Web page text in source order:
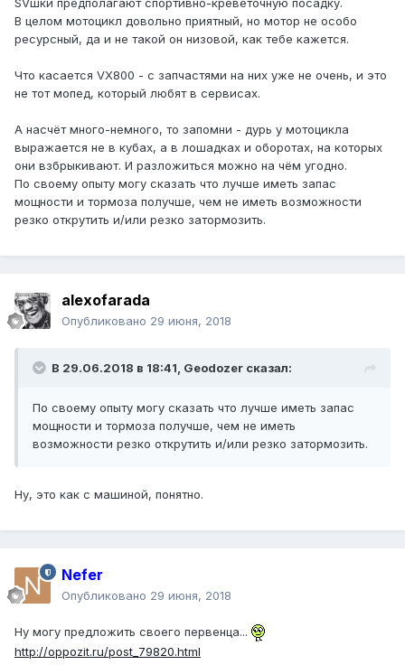
SVшки предполагают спортивно-креветочную посадку.
В целом мотоцикл довольно приятный, но мотор не особо
ресурсный, да и не такой он низовой, как тебе кажется.
Что касается VX800 - с запчастями на них уже не очень, и это
не тот мопед, который любят в сервисах.
А насчёт много-немного, то запомни - дурь у мотоцикла
выражается не в кубах, а в лошадках и оборотах, на которых
они взбрыкивают. И разложиться можно на чём угодно.
По своему опыту могу сказать что лучше иметь запас
мощности и тормоза получше, чем не иметь возможности
резко открутить и/или резко затормозить.
alexofarada
Опубликовано 29 июня, 2018
В 29.06.2018 в 18:41, Geodozer сказал:
По своему опыту могу сказать что лучше иметь запас
мощности и тормоза получше, чем не иметь
возможности резко открутить и/или резко затормозить.
Ну, это как с машиной, понятно.
Nefer
Опубликовано 29 июня, 2018
Ну могу предложить своего первенца...
http://oppozit.ru/post_79820.html